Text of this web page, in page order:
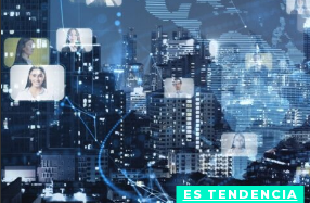
ES TENDENCIA